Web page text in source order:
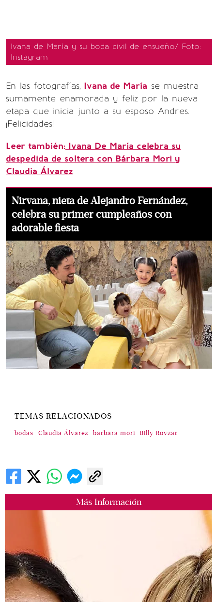
Más Información
Ivana de María y su boda civil de ensueño/ Foto:
Instagram
En las fotografías, Ivana de María se muestra
sumamente enamorada y feliz por la nueva
etapa que inicia junto a su esposo Andres.
¡Felicidades!
Leer también: Ivana De María celebra su
despedida de soltera con Bárbara Mori y
Claudia Álvarez
Nirvana, nieta de Alejandro Fernández,
celebra su primer cumpleaños con
adorable fiesta
TEMAS RELACIONADOS
bodas Claudia Álvarez barbara mori Billy Rovzar